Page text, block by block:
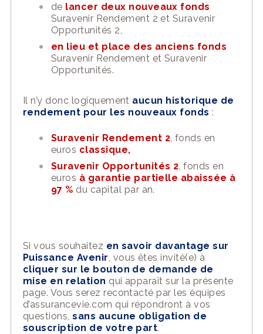
de lancer deux nouveaux fonds
Suravenir Rendement 2 et Suravenir
Opportunités 2,
en lieu et place des anciens fonds
Suravenir Rendement et Suravenir
Opportunités.
Il n’y donc logiquement aucun historique de
rendement pour les nouveaux fonds :
Suravenir Rendement 2 , fonds en
euros classique,
Suravenir Opportunités 2 , fonds en
euros à garantie partielle abaissée à
97 % du capital par an.
Si vous souhaitez en savoir davantage sur
Puissance Avenir , vous êtes invité(e) à
cliquer sur le bouton de demande de
mise en relation qui apparaît sur la présente
page. Vous serez recontacté par les équipes
d’assurancevie.com qui répondront à vos
questions,sans aucune obligation de
souscription de votre part.